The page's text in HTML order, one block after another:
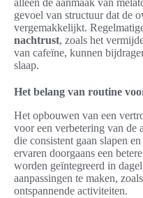
alleen de aanmaak van
gevoel van structuur dat de
vergemakkelijkt.
nachtrust, zoals het
van cafeïne, kunnen
slaap.
Het belang van routine
Het opbouwen van een
voor een verbetering van de
die consistent gaan slapen
ervaren doorgaans een
worden geïntegreerd in
aanpassingen te maken,
ontspannende activiteiten.